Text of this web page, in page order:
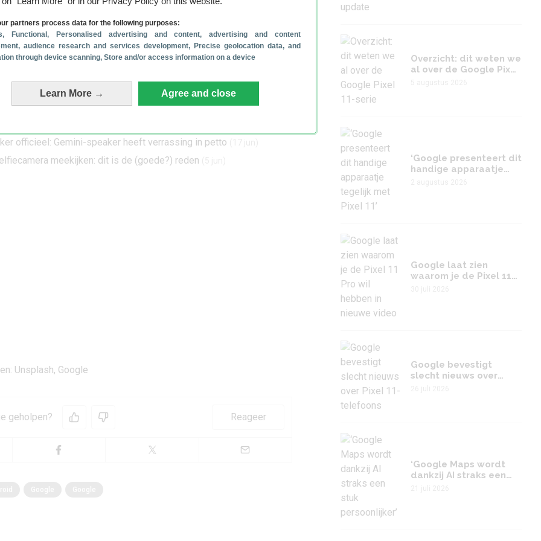
partners process data for the following purposes:
, Functional, Personalised advertising and content, advertising and content
audience research and services development, Precise geolocation data, and
through device scanning, Store and/or access information on a device
Learn More → Agree and close
Planet-app
onze nieuwsbrief
op het punt om een van zijn handigste diensten te verpesten
vandaag nóg meer ruimte van je back-up af (7 jul)
Google test nieuwe reCAPTCHA
officieel: Gemini-speaker heeft verrassing in petto
meekijken: dit is de (goede?) reden
Unsplash, Google
geholpen? Reageer
Overzicht: dit weten we
al over de Google Pixel
‘Google presenteert dit
handige apparaatje
Google laat zien
waarom je de Pixel 11
Google bevestigt
slecht nieuws over
‘Google Maps wordt
dankzij AI straks een